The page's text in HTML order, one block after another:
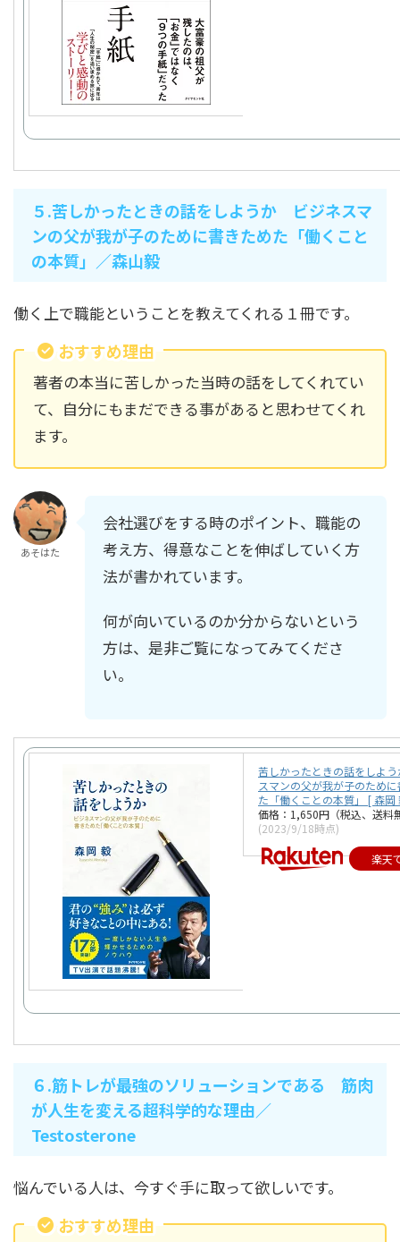
５.苦しかったときの話をしようか ビジネスマ
ンの父が我が子のために書きためた「働くこと
の本質」／森山毅
働く上で職能ということを教えてくれる１冊です。
おすすめ理由
著者の本当に苦しかった当時の話をしてくれてい
て、自分にもまだできる事があると思わせてくれ
ます。
あそはた
会社選びをする時のポイント、職能の
考え方、得意なことを伸ばしていく方
法が書かれています。
何が向いているのか分からないという
方は、是非ご覧になってみてくださ
い。
苦しかったときの話をしよ
スマンの父が我が子のため
た「働くことの本質」 [ 森岡
価格：1,650円（税込、送料
(2023/9/18時点)
楽天
６.筋トレが最強のソリューションである 筋肉
が人生を変える超科学的な理由／
Testosterone
悩んでいる人は、今すぐ手に取って欲しいです。
おすすめ理由